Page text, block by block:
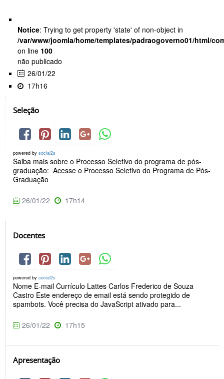
Notice: Trying to get property 'state' of non-object in
/var/www/joomla/home/templates/padraogoverno01/html/
on line 100
não publicado
26/01/22
17h16
Seleção
powered by social2s
Saiba mais sobre o Processo Seletivo do programa de pós-
graduação: Acesse o Processo Seletivo do Programa de Pós-
Graduação
26/01/22 17h14
Docentes
powered by social2s
Nome E-mail Currículo Lattes Carlos Frederico de Souza
Castro Este endereço de email está sendo protegido de
spambots. Você precisa do JavaScript ativado para...
26/01/22 17h15
Apresentação